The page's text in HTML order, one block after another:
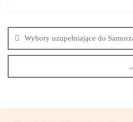
Wybory uzupełniające do